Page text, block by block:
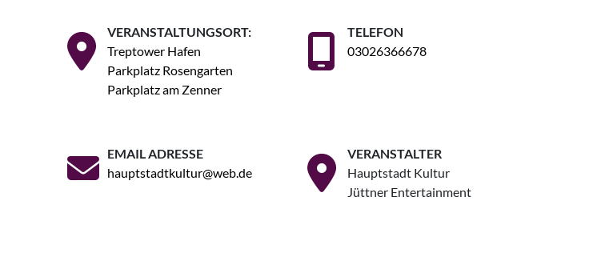
VERANSTALTUNGSORT:
Treptower Hafen
Parkplatz Rosengarten
Parkplatz am Zenner
TELEFON
03026366678
EMAIL ADRESSE
hauptstadtkultur@web.de
VERANSTALTER
Hauptstadt Kultur
Jüttner Entertainment